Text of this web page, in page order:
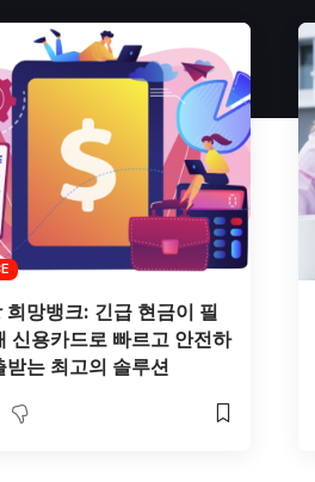
희망뱅크: 긴급 현금이 필
신용카드로 빠르고 안전하
받는 최고의 솔루션